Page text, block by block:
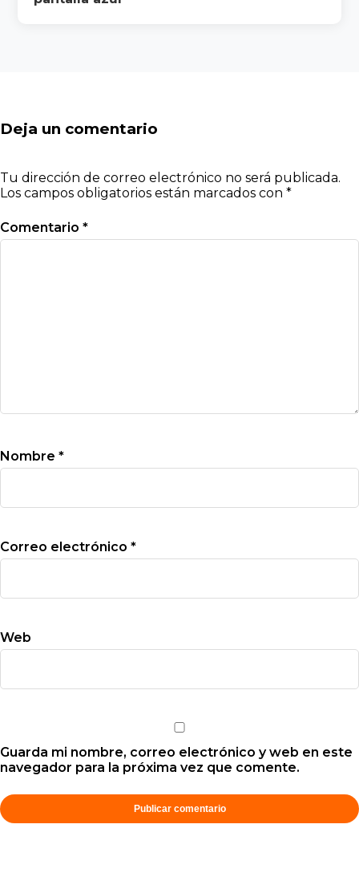
Deja un comentario
Tu dirección de correo electrónico no será publicada.
Los campos obligatorios están marcados con *
Comentario *
Nombre *
Correo electrónico *
Web
Guarda mi nombre, correo electrónico y web en este
navegador para la próxima vez que comente.